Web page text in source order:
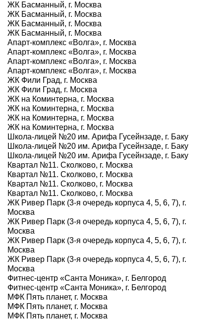
ЖК Басманный, г. Москва
ЖК Басманный, г. Москва
ЖК Басманный, г. Москва
ЖК Басманный, г. Москва
Апарт-комплекс «Волга», г. Москва
Апарт-комплекс «Волга», г. Москва
Апарт-комплекс «Волга», г. Москва
Апарт-комплекс «Волга», г. Москва
ЖК Фили Град, г. Москва
ЖК Фили Град, г. Москва
ЖК на Коминтерна, г. Москва
ЖК на Коминтерна, г. Москва
ЖК на Коминтерна, г. Москва
ЖК на Коминтерна, г. Москва
Школа-лицей №20 им. Арифа Гусейнзаде, г. Баку
Школа-лицей №20 им. Арифа Гусейнзаде, г. Баку
Школа-лицей №20 им. Арифа Гусейнзаде, г. Баку
Квартал №11. Сколково, г. Москва
Квартал №11. Сколково, г. Москва
Квартал №11. Сколково, г. Москва
Квартал №11. Сколково, г. Москва
ЖК Ривер Парк (3-я очередь корпуса 4, 5, 6, 7), г.
Москва
ЖК Ривер Парк (3-я очередь корпуса 4, 5, 6, 7), г.
Москва
ЖК Ривер Парк (3-я очередь корпуса 4, 5, 6, 7), г.
Москва
ЖК Ривер Парк (3-я очередь корпуса 4, 5, 6, 7), г.
Москва
Фитнес-центр «Санта Моника», г. Белгород
Фитнес-центр «Санта Моника», г. Белгород
МФК Пять планет, г. Москва
МФК Пять планет, г. Москва
МФК Пять планет, г. Москва